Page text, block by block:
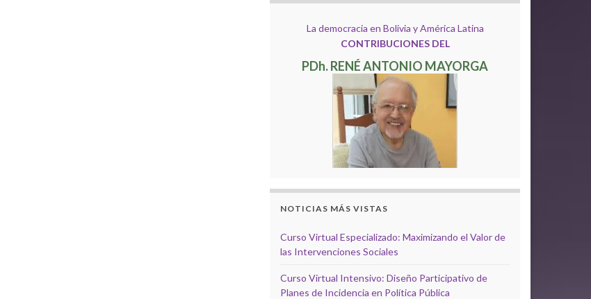
La democracia en Bolivia y América Latina
CONTRIBUCIONES DEL
PDh. RENÉ ANTONIO MAYORGA
NOTICIAS MÁS VISTAS
Curso Virtual Especializado: Maximizando el Valor de
las Intervenciones Sociales
Curso Virtual Intensivo: Diseño Participativo de
Planes de Incidencia en Política Pública